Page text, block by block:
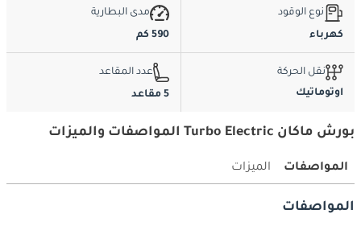
نوع الوقود
كهرباء
مدى البطارية
590 كم
نقل الحركة
اوتوماتيك
عدد المقاعد
5 مقاعد
بورش ماكان Turbo Electric المواصفات والميزات
المواصفات الميزات
المواصفات